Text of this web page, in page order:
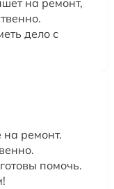
на ремонт,
дело с
на ремонт.
помочь.